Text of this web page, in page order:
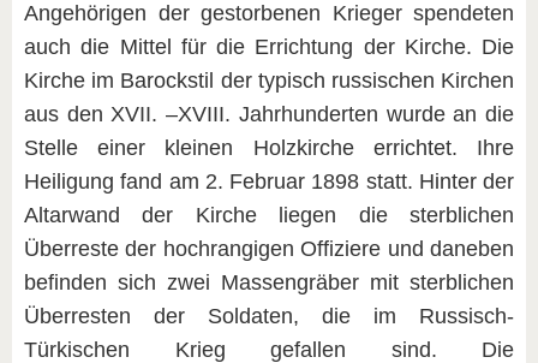
Angehörigen der gestorbenen Krieger spendeten
auch die Mittel für die Errichtung der Kirche. Die
Kirche im Barockstil der typisch russischen Kirchen
aus den XVII. –XVIII. Jahrhunderten wurde an die
Stelle einer kleinen Holzkirche errichtet. Ihre
Heiligung fand am 2. Februar 1898 statt. Hinter der
Altarwand der Kirche liegen die sterblichen
Überreste der hochrangigen Offiziere und daneben
befinden sich zwei Massengräber mit sterblichen
Überresten der Soldaten, die im Russisch-
Türkischen Krieg gefallen sind. Die